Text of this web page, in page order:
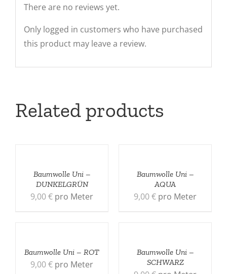
There are no reviews yet.
Only logged in customers who have purchased
this product may leave a review.
Related products
Baumwolle Uni –
DUNKELGRÜN
9,00€ pro Meter
Baumwolle Uni –
AQUA
9,00€ pro Meter
Baumwolle Uni – ROT
9,00€ pro Meter
Baumwolle Uni –
SCHWARZ